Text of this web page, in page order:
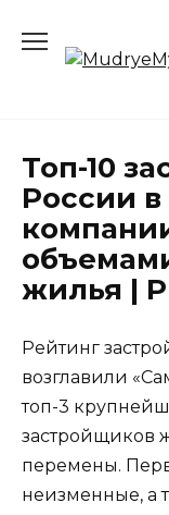
содержанию
Топ-10
России в
жилья |
Рейтинг
возглавили
топ-3
застройщиков
перемены.
неизменные, а